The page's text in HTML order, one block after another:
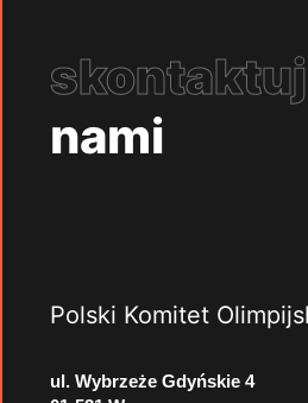
nami
Polski Komitet
ul. Wybrzeże Gdyńskie 4